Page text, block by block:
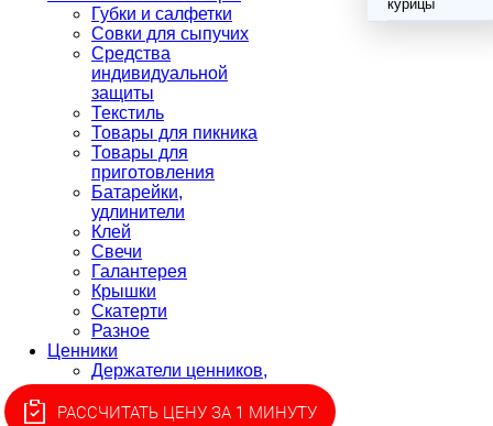
Губки и салфетки
Совки для сыпучих
Средства
индивидуальной
защиты
Текстиль
Товары для пикника
Товары для
приготовления
Батарейки,
удлинители
Клей
Свечи
Галантерея
Крышки
Скатерти
Разное
Ценники
Держатели ценников,
монетницы
Ценники для этикет-
курицы
РАССЧИТАТЬ ЦЕНУ ЗА 1 МИНУТУ